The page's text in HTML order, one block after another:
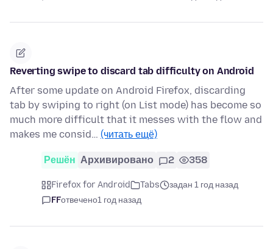
Reverting swipe to discard tab difficulty on Android
After some update on Android Firefox, discarding
tab by swiping to right (on List mode) has become so
much more difficult that it messes with the flow and
makes me consid… (читать ещё)
Решён Архивировано 2 358
Firefox for Android Tabs
задан 1 год назад
FFотвечено1 год назад